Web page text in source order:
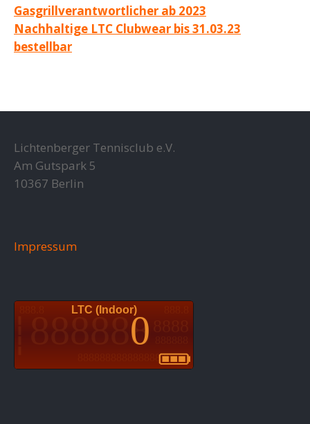
Beitragsnavigation
Gasgrillverantwortlicher ab 2023
Nachhaltige LTC Clubwear bis 31.03.23
bestellbar
Lichtenberger Tennisclub e.V.
Am Gutspark 5
10367 Berlin
Impressum